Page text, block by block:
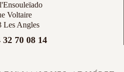
Voltaire
Les Angles
70 08 14